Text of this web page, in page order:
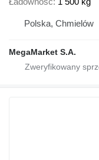
Polska, Chmielów
MegaMarket S.A.